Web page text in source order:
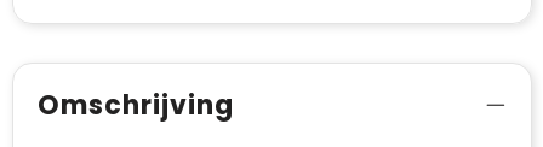
Omschrijving